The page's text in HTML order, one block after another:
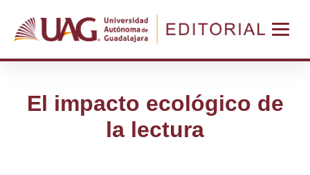
El impacto ecológico de
la lectura